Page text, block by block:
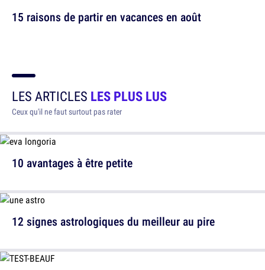
15 raisons de partir en vacances en août
LES ARTICLES LES PLUS LUS
Ceux qu'il ne faut surtout pas rater
10 avantages à être petite
12 signes astrologiques du meilleur au pire